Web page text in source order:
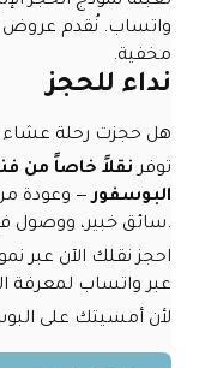
واتساب. نُقدم عروض
مخفية.
نداء للحجز
هل حجزت رحلة عشاء
HRH Lucky توفر نقلاً خاصاً من
البوسفور— وعودة
سائق خبير، ووصول في الوقت المحدد تماماً.
احجز نقلك الآن عبر
عبر واتساب لمعرفة
لأن أمسيتك على